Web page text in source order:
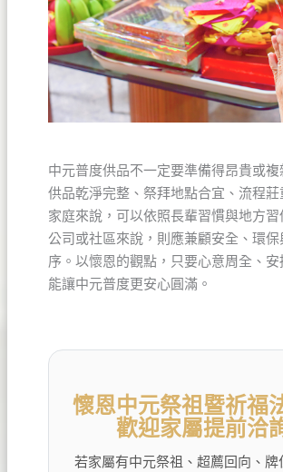
中元普度供品不一定要準備得昂貴或
供品乾淨完整、祭拜地點合宜、流程
家庭來說，可以依照長輩習慣與地方
公司或社區來說，則應兼顧安全、環
序。以懷恩的觀點，只要心意周全、
能讓中元普度更安心圓滿。
懷恩中元祭祖暨祈福
歡迎家屬提前洽
若家屬有中元祭祖、超薦回向、牌